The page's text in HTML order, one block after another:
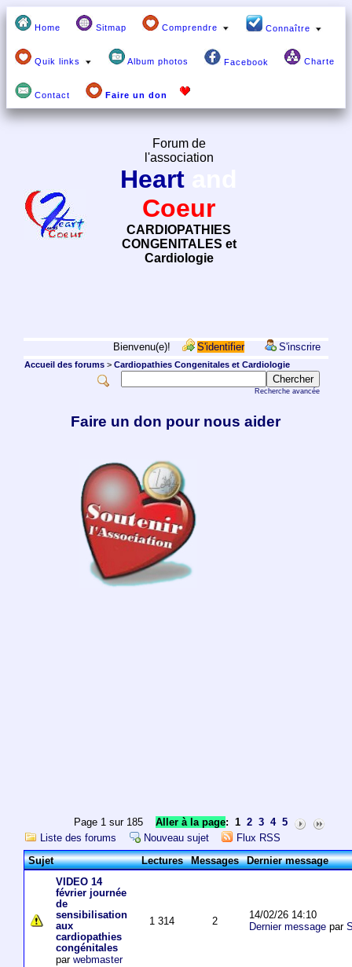
Home Sitmap Comprendre Connaître
Quik links Album photos Facebook Charte
Contact Faire un don
Forum de
l'association
Heart
Coeur
CARDIOPATHIES
CONGENITALES et
Cardiologie
Bienvenu(e)! S'identifier S'inscrire
Accueil des forums> Cardiopathies Congenitales et Cardiologie
Recherche avancée
Faire un don pour nous aider
Page 1 sur 185Aller à la page: 1 2 3 4 5
Liste des forums
Nouveau sujet
Flux RSS
Sujet
Lectures Messages Dernier message
VIDEO 14
février journée
de
sensibilisation
aux
cardiopathies
congénitales
par webmaster
1 314 2
14/02/26 14:10
Dernier messagepar